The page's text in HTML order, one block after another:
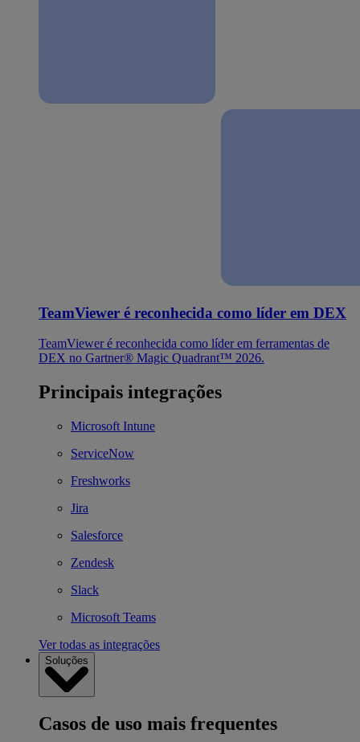
TeamViewer é reconhecida como líder em DEX
TeamViewer é reconhecida como líder em ferramentas de
DEX no Gartner® Magic Quadrant™ 2026.
Principais integrações
Microsoft Intune
ServiceNow
Freshworks
Jira
Salesforce
Zendesk
Slack
Microsoft Teams
Ver todas as integrações
Soluções
Casos de uso mais frequentes